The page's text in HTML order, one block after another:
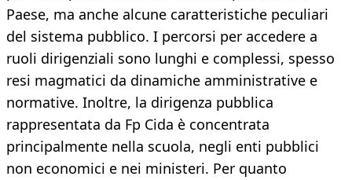
Paese, ma anche alcune caratteristiche peculiari
del sistema pubblico. I percorsi per accedere a
ruoli dirigenziali sono lunghi e complessi, spesso
resi magmatici da dinamiche amministrative e
normative. Inoltre, la dirigenza pubblica
rappresentata da Fp Cida è concentrata
principalmente nella scuola, negli enti pubblici
non economici e nei ministeri. Per quanto